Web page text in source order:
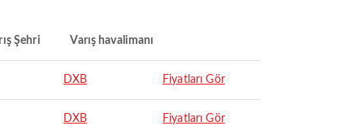
Şehri Varış havalimanı
DXB Fiyatları Gör
DXB Fiyatları Gör